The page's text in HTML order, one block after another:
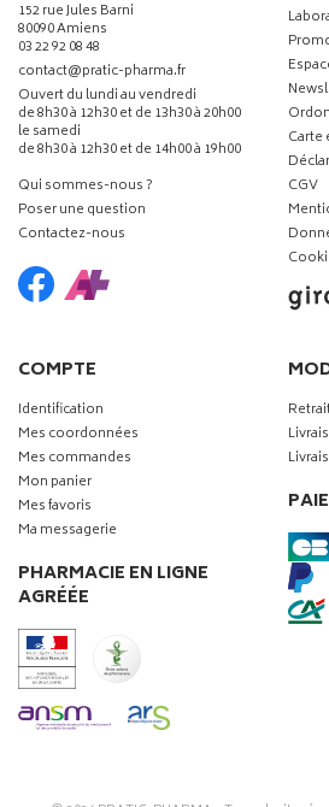
152 rue Jules Barni
80090 Amiens
03 22 92 08 48
contact-
@-
pratic-pharma.fr
Ouvert du lundi au vendredi
de 8h30 à 12h30 et de 13h30 à 20h00
le samedi
de 8h30 à 12h30 et de 14h00 à 19h00
Qui sommes-nous ?
Poser une question
Contactez-nous
CGV
COMPTE
Identification
Mes coordonnées
Mes commandes
Mon panier
Mes favoris
Ma messagerie
PHARMACIE EN LIGNE
AGRÉÉE